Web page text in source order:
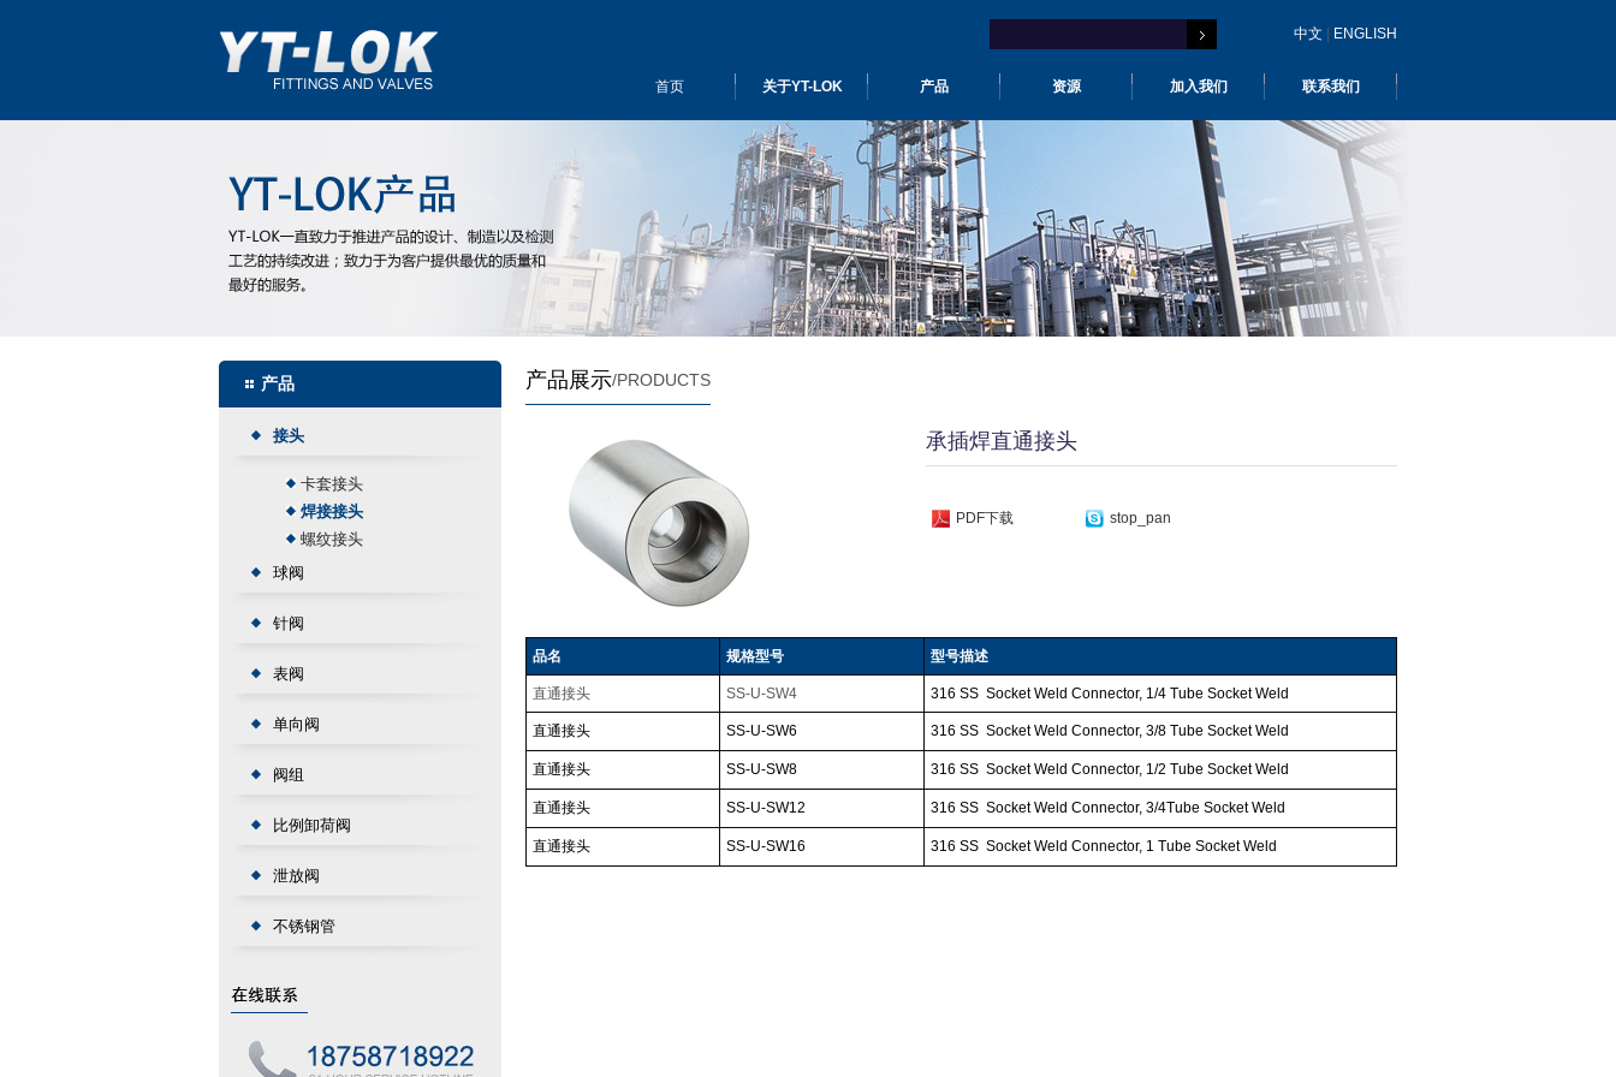
中文 ENGLISH
首页 关于YT-LOK 产品 资源 加入我们 联系我们
产品
接头
卡套接头
焊接接头
螺纹接头
球阀
针阀
表阀
单向阀
阀组
比例卸荷阀
泄放阀
不锈钢管
产品展示/PRODUCTS
承插焊直通接头
PDF下载 stop_pan
品名 规格型号 型号描述
直通接头 SS-U-SW4 316 SS Socket Weld Connector, 1/4 Tube Socket Weld
直通接头 SS-U-SW6 316 SS Socket Weld Connector, 3/8 Tube Socket Weld
直通接头 SS-U-SW8 316 SS Socket Weld Connector, 1/2 Tube Socket Weld
直通接头 SS-U-SW12 316 SS Socket Weld Connector, 3/4Tube Socket Weld
直通接头 SS-U-SW16 316 SS Socket Weld Connector, 1 Tube Socket Weld